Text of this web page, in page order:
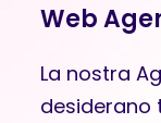
Web
La nostra
desiderano